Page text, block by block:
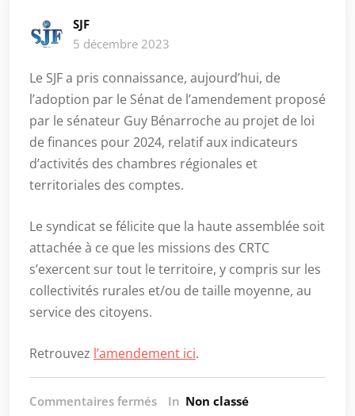
SJF
5 décembre 2023
Le SJF a pris connaissance, aujourd’hui, de
l’adoption par le Sénat de l’amendement proposé
par le sénateur Guy Bénarroche au projet de loi
de finances pour 2024, relatif aux indicateurs
d’activités des chambres régionales et
territoriales des comptes.
Le syndicat se félicite que la haute assemblée soit
attachée à ce que les missions des CRTC
s’exercent sur tout le territoire, y compris sur les
collectivités rurales et/ou de taille moyenne, au
service des citoyens.
Retrouvez l’amendement ici.
Commentaires ferméssurIn Non classé